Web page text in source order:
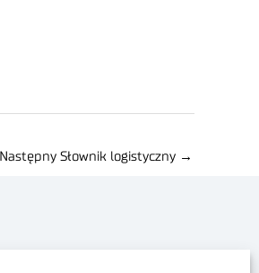
Następny Słownik logistyczny →